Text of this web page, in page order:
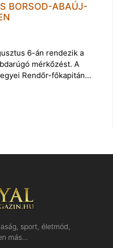
BORSOD-ABAÚJ-
6-án rendezik a
mérkőzést. A
Rendőr-főkapitán…
sport, életmód,
más…